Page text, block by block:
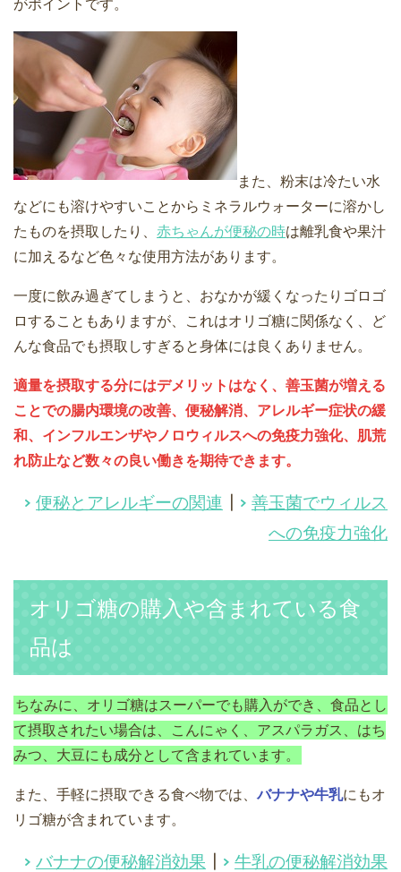
がポイントです。
また、粉末は冷たい水
などにも溶けやすいことからミネラルウォーターに溶かし
たものを摂取したり、 赤ちゃんが便秘の時は離乳食や果汁
に加えるなど色々な使用方法があります。
一度に飲み過ぎてしまうと、おなかが緩くなったりゴロゴ
ロすることもありますが、これはオリゴ糖に関係なく、ど
んな食品でも摂取しすぎると身体には良くありません。
適量を摂取する分にはデメリットはなく、善玉菌が増える
ことでの腸内環境の改善、便秘解消、アレルギー症状の緩
和、インフルエンザやノロウィルスへの免疫力強化、肌荒
れ防止など数々の良い働きを期待できます。
便秘とアレルギーの関連
善玉菌でウィルス
への免疫力強化
オリゴ糖の購入や含まれている食
品は
ちなみに、オリゴ糖はスーパーでも購入ができ、食品とし
て摂取されたい場合は、こんにゃく、アスパラガス、はち
みつ、大豆にも成分として含まれています。
また、手軽に摂取できる食べ物では、バナナや牛乳にもオ
リゴ糖が含まれています。
バナナの便秘解消効果 牛乳の便秘解消効果